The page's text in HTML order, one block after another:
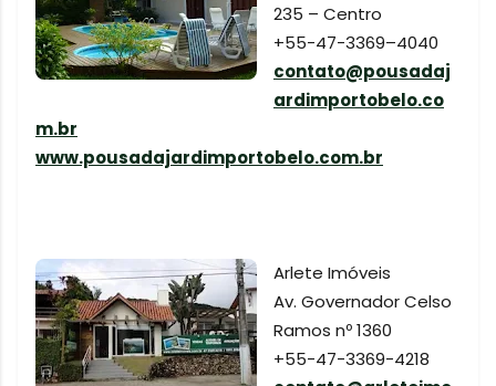
235 – Centro
+55-47-3369–4040
contato@pousadaj
ardimportobelo.co
m.br
www.pousadajardimportobelo.com.br
Arlete Imóveis
Av. Governador Celso
Ramos nº 1360
+55-47-3369-4218